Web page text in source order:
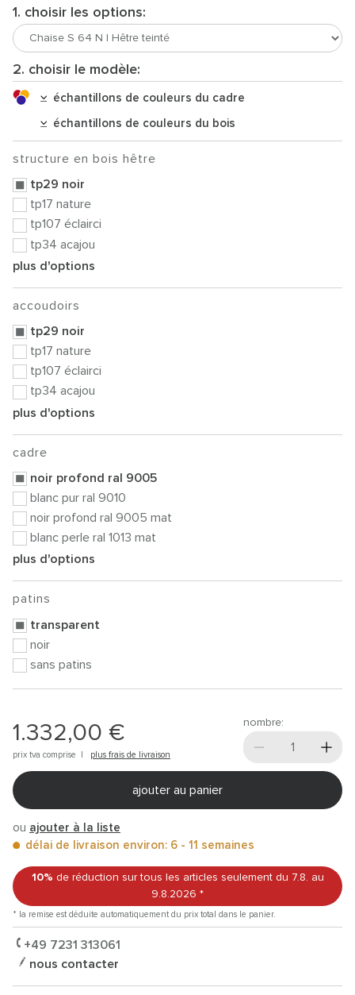
1. choisir les options:
2. choisir le modèle:
échantillons de couleurs du cadre
échantillons de couleurs du bois
structure en bois hêtre
tp29 noir
tp17 nature
tp107 éclairci
tp34 acajou
plus d'options
accoudoirs
tp29 noir
tp17 nature
tp107 éclairci
tp34 acajou
plus d'options
cadre
noir profond ral 9005
blanc pur ral 9010
noir profond ral 9005 mat
blanc perle ral 1013 mat
plus d'options
patins
transparent
noir
sans patins
1.332,00 €
prix tva comprise | plus frais de livraison
nombre:
ajouter au panier
ou ajouter à la liste
délai de livraison environ: 6 - 11 semaines
10% de réduction sur tous les articles seulement du 7.8. au
9.8.2026 *
* la remise est déduite automatiquement du prix total dans le panier.
+49 7231 313061
nous contacter